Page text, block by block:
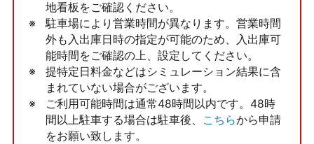
地看板をご確認ください。
駐車場により営業時間が異なります。営業時間
外も入出庫日時の指定が可能のため、入出庫可
能時間をご確認の上、設定してください。
提特定日料金などはシミュレーション結果に含
まれていない場合がございます。
ご利用可能時間は通常48時間以内です。48時
間以上駐車する場合は駐車後、
こちらから申請
をお願い致します。